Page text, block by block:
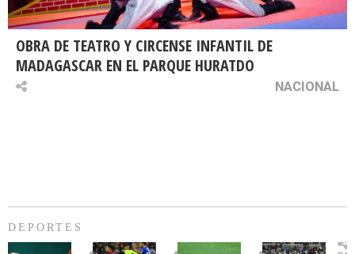
OBRA DE TEATRO Y CIRCENSE INFANTIL DE
MADAGASCAR EN EL PARQUE HURATDO
NACIONAL
DEPORTES